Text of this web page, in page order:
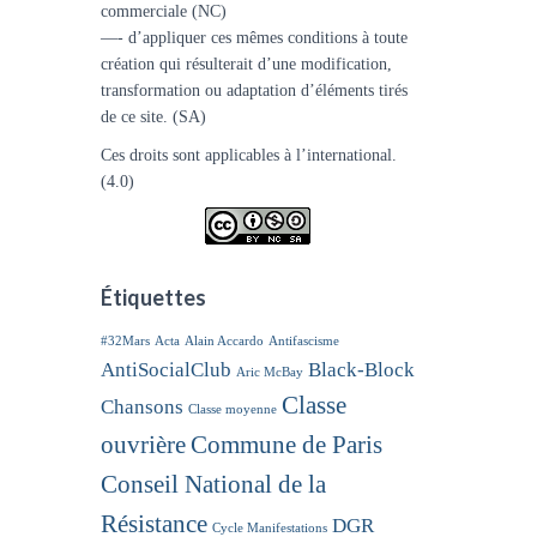
commerciale (NC)
—- d’appliquer ces mêmes conditions à toute
création qui résulterait d’une modification,
transformation ou adaptation d’éléments tirés
de ce site. (SA)
Ces droits sont applicables à l’international.
(4.0)
Étiquettes
#32Mars Acta Alain Accardo Antifascisme
AntiSocialClub Aric McBay Black-Block
Chansons Classe moyenne Classe
ouvrièreCommune de Paris
Conseil National de la
Résistance Cycle Manifestations DGR